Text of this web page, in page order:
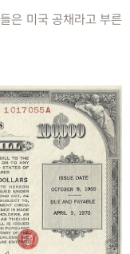
은 미국 공채라고 부른